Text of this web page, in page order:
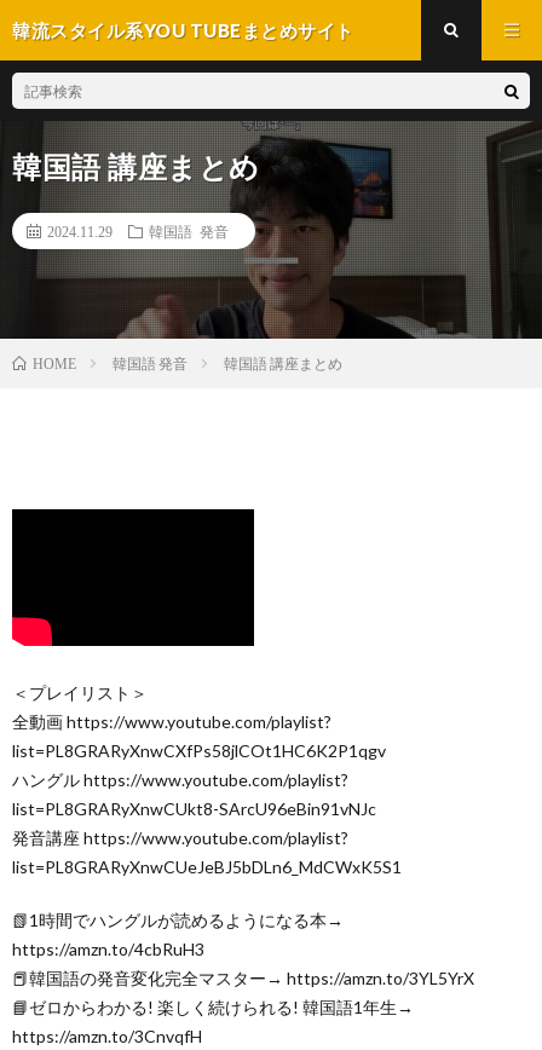
韓流スタイル系YOU TUBEまとめサイト
韓国語 講座まとめ
2024.11.29 韓国語 発音
HOME 韓国語 発音 韓国語 講座まとめ
＜プレイリスト＞
全動画 https://www.youtube.com/playlist?
list=PL8GRARyXnwCXfPs58jlCOt1HC6K2P1qgv
ハングル https://www.youtube.com/playlist?
list=PL8GRARyXnwCUkt8-SArcU96eBin91vNJc
発音講座 https://www.youtube.com/playlist?
list=PL8GRARyXnwCUeJeBJ5bDLn6_MdCWxK5S1
📗1時間でハングルが読めるようになる本→
https://amzn.to/4cbRuH3
📕韓国語の発音変化完全マスター→ https://amzn.to/3YL5YrX
📘ゼロからわかる! 楽しく続けられる! 韓国語1年生→
https://amzn.to/3CnvqfH